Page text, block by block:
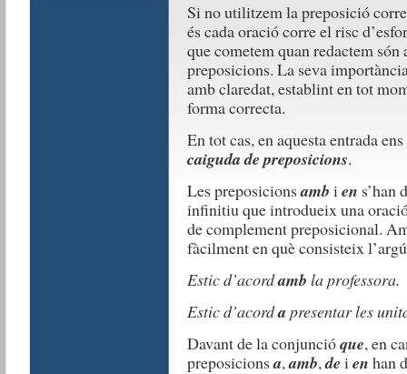
Si no utilitzem la preposició
és cada oració corre el risc
que cometem quan redactem són
preposicions. La seva
amb claredat, establint en tot
forma correcta.
En tot cas, en aquesta entrada
caiguda de preposicions.
Les preposicionsamb ien s’han
infinitiu que introdueix una
de complement preposicional.
fàcilment en què consisteix
Estic d’acordamb la professora.
Estic d’acorda presentar les
Davant de la conjuncióque, en
preposicionsa,amb,de ien han